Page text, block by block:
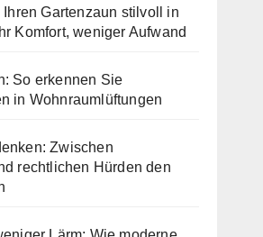
Gartenzaun stilvoll in
Komfort, weniger Aufwand
So erkennen Sie
in Wohnraumlüftungen
Zwischen
rechtlichen Hürden den